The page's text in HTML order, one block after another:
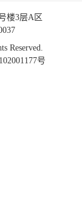
楼3层A区
Reserved.
号